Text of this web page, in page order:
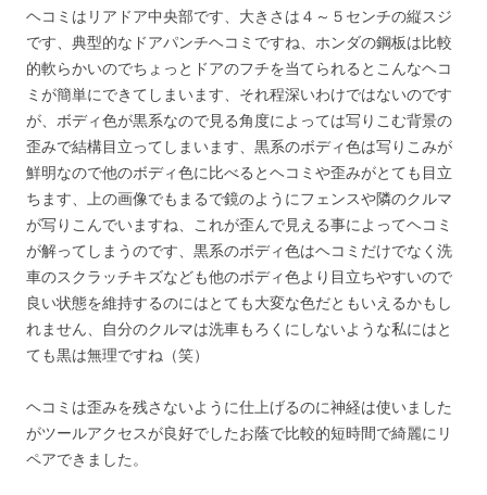
ヘコミはリアドア中央部です、大きさは４～５センチの縦スジ
です、典型的なドアパンチヘコミですね、ホンダの鋼板は比較
的軟らかいのでちょっとドアのフチを当てられるとこんなヘコ
ミが簡単にできてしまいます、それ程深いわけではないのです
が、ボディ色が黒系なので見る角度によっては写りこむ背景の
歪みで結構目立ってしまいます、黒系のボディ色は写りこみが
鮮明なので他のボディ色に比べるとヘコミや歪みがとても目立
ちます、上の画像でもまるで鏡のようにフェンスや隣のクルマ
が写りこんでいますね、これが歪んで見える事によってヘコミ
が解ってしまうのです、黒系のボディ色はヘコミだけでなく洗
車のスクラッチキズなども他のボディ色より目立ちやすいので
良い状態を維持するのにはとても大変な色だともいえるかもし
れません、自分のクルマは洗車もろくにしないような私にはと
ても黒は無理ですね（笑）
ヘコミは歪みを残さないように仕上げるのに神経は使いました
がツールアクセスが良好でしたお蔭で比較的短時間で綺麗にリ
ペアできました。